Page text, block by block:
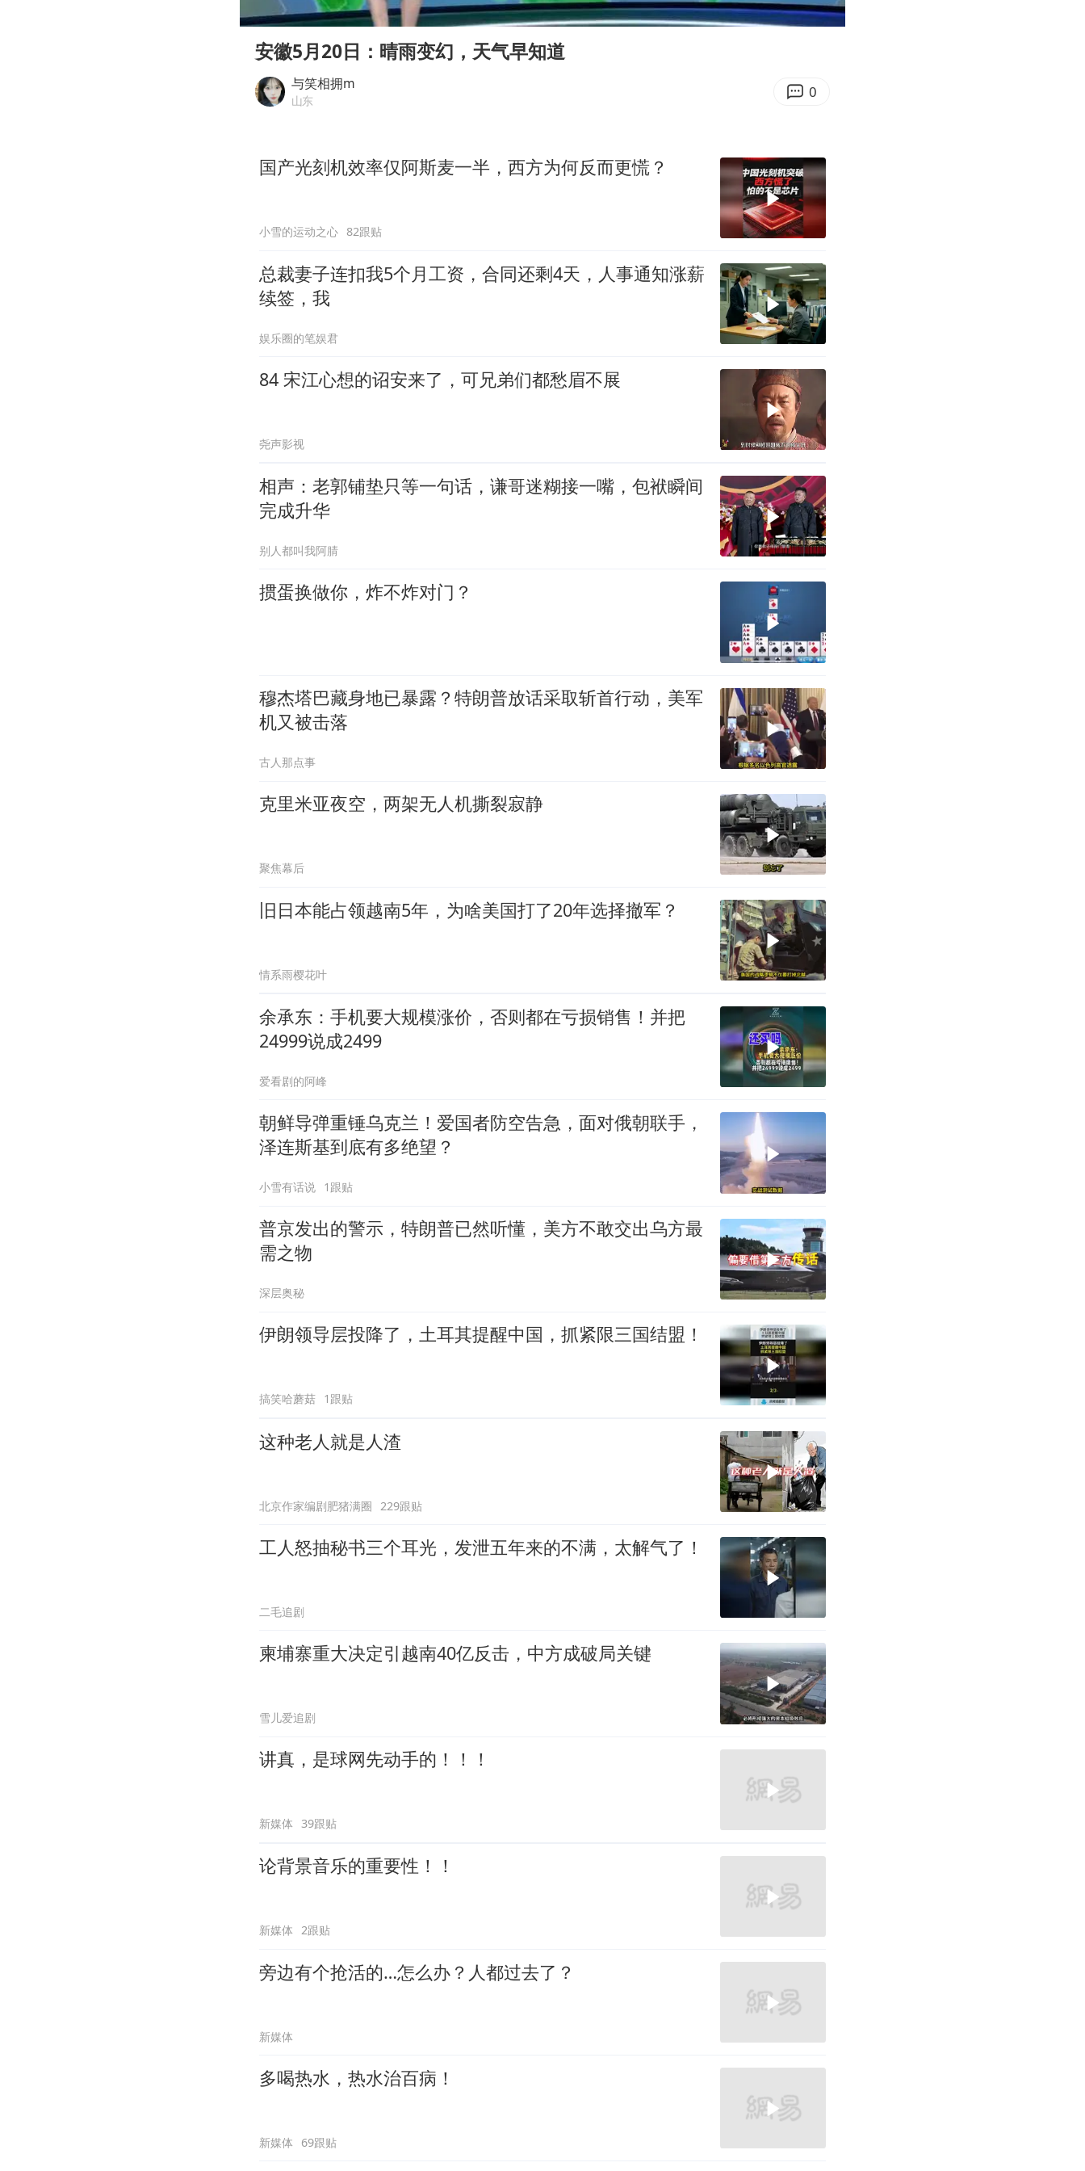
向鹏0-3不敌张本智和
江苏发布台风蓝色预警
全球百万人“花钱干农活”
Play
00:00 03:42
Enter
安徽5月20日：晴雨变幻，天气早知道
与笑相拥m
山东 0
国产光刻机效率仅阿斯麦一半，西方为何反而更慌？
小雪的运动之心 82跟贴
总裁妻子连扣我5个月工资，合同还剩4天，人事通知涨薪
续签，我
娱乐圈的笔娱君
84 宋江心想的诏安来了，可兄弟们都愁眉不展
尧声影视
相声：老郭铺垫只等一句话，谦哥迷糊接一嘴，包袱瞬间
完成升华
别人都叫我阿腈
掼蛋换做你，炸不炸对门？
穆杰塔巴藏身地已暴露？特朗普放话采取斩首行动，美军
机又被击落
古人那点事
克里米亚夜空，两架无人机撕裂寂静
聚焦幕后
旧日本能占领越南5年，为啥美国打了20年选择撤军？
情系雨樱花叶
余承东：手机要大规模涨价，否则都在亏损销售！并把
24999说成2499
爱看剧的阿峰
朝鲜导弹重锤乌克兰！爱国者防空告急，面对俄朝联手，
泽连斯基到底有多绝望？
小雪有话说 1跟贴
普京发出的警示，特朗普已然听懂，美方不敢交出乌方最
需之物
深层奥秘
伊朗领导层投降了，土耳其提醒中国，抓紧限三国结盟！
搞笑哈蘑菇 1跟贴
这种老人就是人渣
北京作家编剧肥猪满圈 229跟贴
工人怒抽秘书三个耳光，发泄五年来的不满，太解气了！
二毛追剧
柬埔寨重大决定引越南40亿反击，中方成破局关键
雪儿爱追剧
讲真，是球网先动手的！！！
新媒体 39跟贴
论背景音乐的重要性！！
新媒体 2跟贴
旁边有个抢活的…怎么办？人都过去了？
新媒体
多喝热水，热水治百病！
新媒体 69跟贴